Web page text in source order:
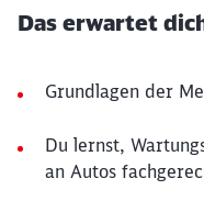
Das erwartet
Grundlagen der
Du lernst,
an Autos